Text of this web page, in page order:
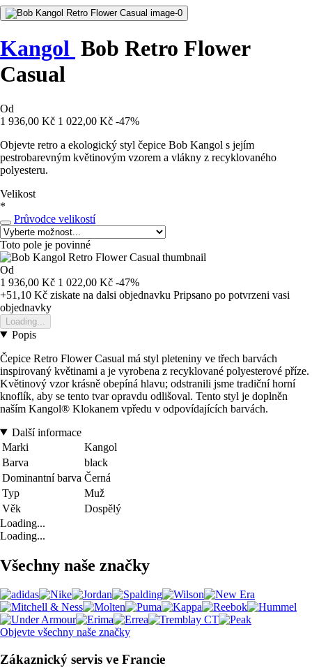
Kangol Bob Retro Flower
Casual
Od
1 936,00 Kč 1 022,00 Kč -47%
Objevte retro a ekologický styl čepice Bob Kangol s jejím
pestrobarevným květinovým vzorem a vlákny z recyklovaného
polyesteru.
Velikost
*
Průvodce velikostí
Toto pole je povinné
Od
1 936,00 Kč 1 022,00 Kč -47%
+51,10 Kč ziskate na dalsi objednavku Pripsano po potvrzeni vasi
objednavky
Loading...
Popis
Čepice Retro Flower Casual má styl pleteniny ve třech barvách
inspirovaný květinami a je vyrobena z recyklované polyesterové příze.
Květinový vzor krásně obepíná hlavu; odstranili jsme tradiční horní
knoflík, aby se tento tvar opravdu odlišoval. Tento styl je doplněn
naším Kangol® Klokanem vpředu v odpovídajících barvách.
Další informace
Marki
Kangol
Barva
black
Dominantní barva Černá
Typ
Muž
Věk
Dospělý
Loading...
Loading...
Všechny naše značky
Objevte všechny naše značky
Zákaznický servis ve Francie